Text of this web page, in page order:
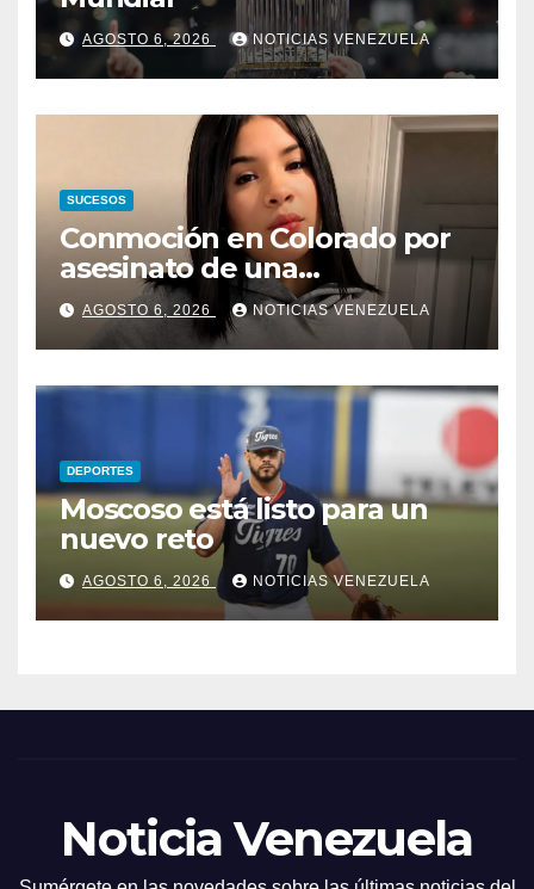
AGOSTO 6, 2026 NOTICIAS VENEZUELA
SUCESOS
Conmoción en Colorado por
asesinato de una
adolescente venezolana en
reunión con amigos
AGOSTO 6, 2026 NOTICIAS VENEZUELA
DEPORTES
Moscoso está listo para un
nuevo reto
AGOSTO 6, 2026 NOTICIAS VENEZUELA
Noticia Venezuela